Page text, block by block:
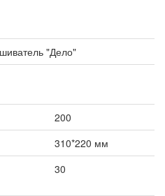
"Дело"
200
310*220 мм
30